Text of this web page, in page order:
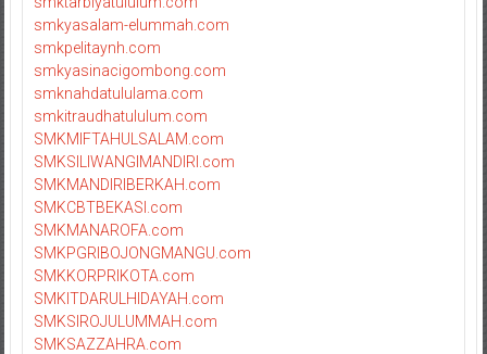
smkyasalam-elummah.com
smkpelitaynh.com
smkyasinacigombong.com
smknahdatululama.com
smkitraudhatululum.com
SMKMIFTAHULSALAM.com
SMKSILIWANGIMANDIRI.com
SMKMANDIRIBERKAH.com
SMKCBTBEKASI.com
SMKMANAROFA.com
SMKPGRIBOJONGMANGU.com
SMKKORPRIKOTA.com
SMKITDARULHIDAYAH.com
SMKSIROJULUMMAH.com
SMKSAZZAHRA.com